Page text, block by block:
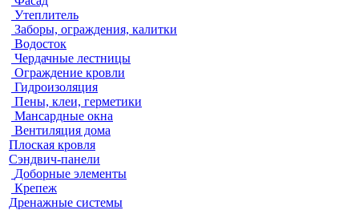
Утеплитель
Заборы, ограждения, калитки
Водосток
Чердачные лестницы
Ограждение кровли
Гидроизоляция
Пены, клеи, герметики
Мансардные окна
Вентиляция дома
Плоская кровля
Сэндвич-панели
Доборные элементы
Крепеж
Дренажные системы